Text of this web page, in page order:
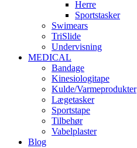
Herre
Sportstasker
Swimears
TriSlide
Undervisning
MEDICAL
Bandage
Kinesiologitape
Kulde/Varmeprodukter
Lægetasker
Sportstape
Tilbehør
Vabelplaster
Blog